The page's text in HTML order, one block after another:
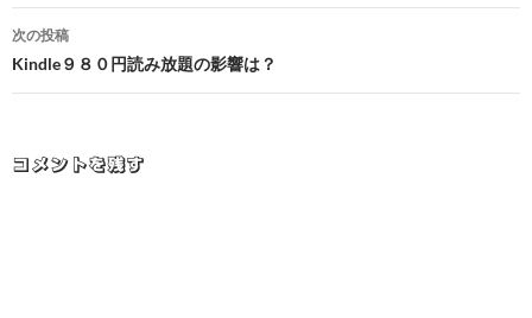
ナ
ビ
次の投稿
Kindle９８０円読み放題の影響は？
コメントを残す